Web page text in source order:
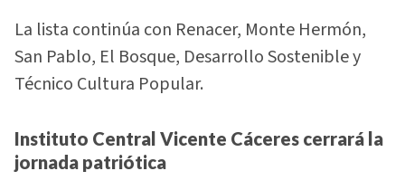
La lista continúa con Renacer, Monte Hermón,
San Pablo, El Bosque, Desarrollo Sostenible y
Técnico Cultura Popular.
Instituto Central Vicente Cáceres cerrará la
jornada patriótica